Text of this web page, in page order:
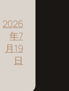
2026
年7
月19
日